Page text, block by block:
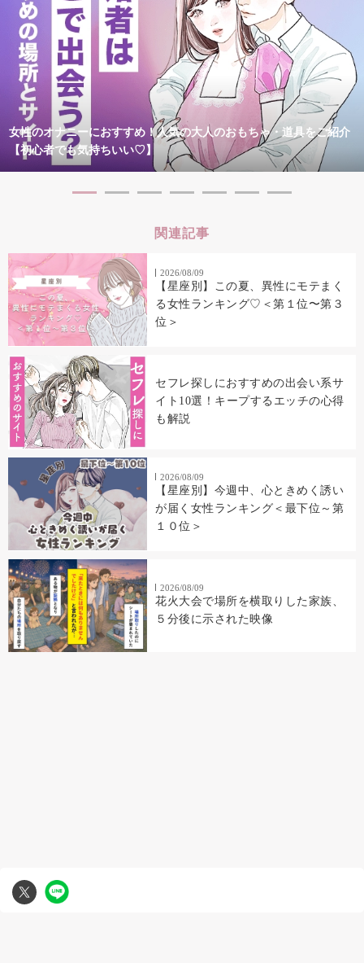
女性のオナニーにおすすめ！人気の大人のおもちゃ・道具をご紹介
【初心者でも気持ちいい♡】
関連記事
2026/08/09
【星座別】この夏、異性にモテまく
る女性ランキング♡＜第１位〜第３
位＞
セフレ探しにおすすめの出会い系サ
イト10選！キープするエッチの心得
も解説
2026/08/09
【星座別】今週中、心ときめく誘い
が届く女性ランキング＜最下位～第
１０位＞
2026/08/09
花火大会で場所を横取りした家族、
５分後に示された映像